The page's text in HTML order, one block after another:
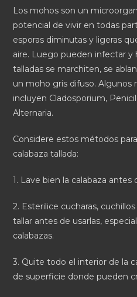
Los mohos son un
potencial de vivir en todas
esporas diminutas y ligeras
aire. Luego pueden infectar y
talladas se marchiten, se
un moho gris difuso.
incluyen Cladosporium,
Alternaria.
Considere estos métodos
calabaza tallada:
1. Lave bien la calabaza antes
2. Esterilice cucharas,
tallar antes de usarlas,
calabazas.
3. Quite todo el interior de la
de superficie donde pueden